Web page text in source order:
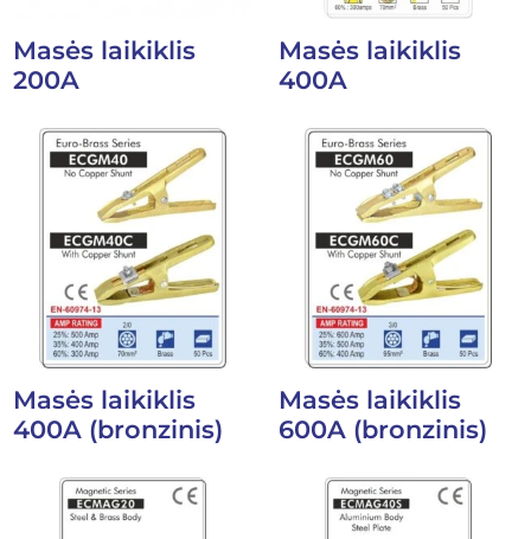
Masės laikiklis
200A
Masės laikiklis
400A
Masės laikiklis
400A (bronzinis)
Masės laikiklis
600A (bronzinis)